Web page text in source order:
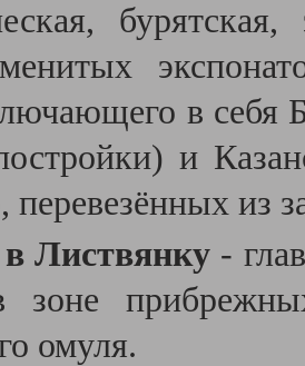
в
и
перевезённых из
Листвянку -
зоне
омуля.